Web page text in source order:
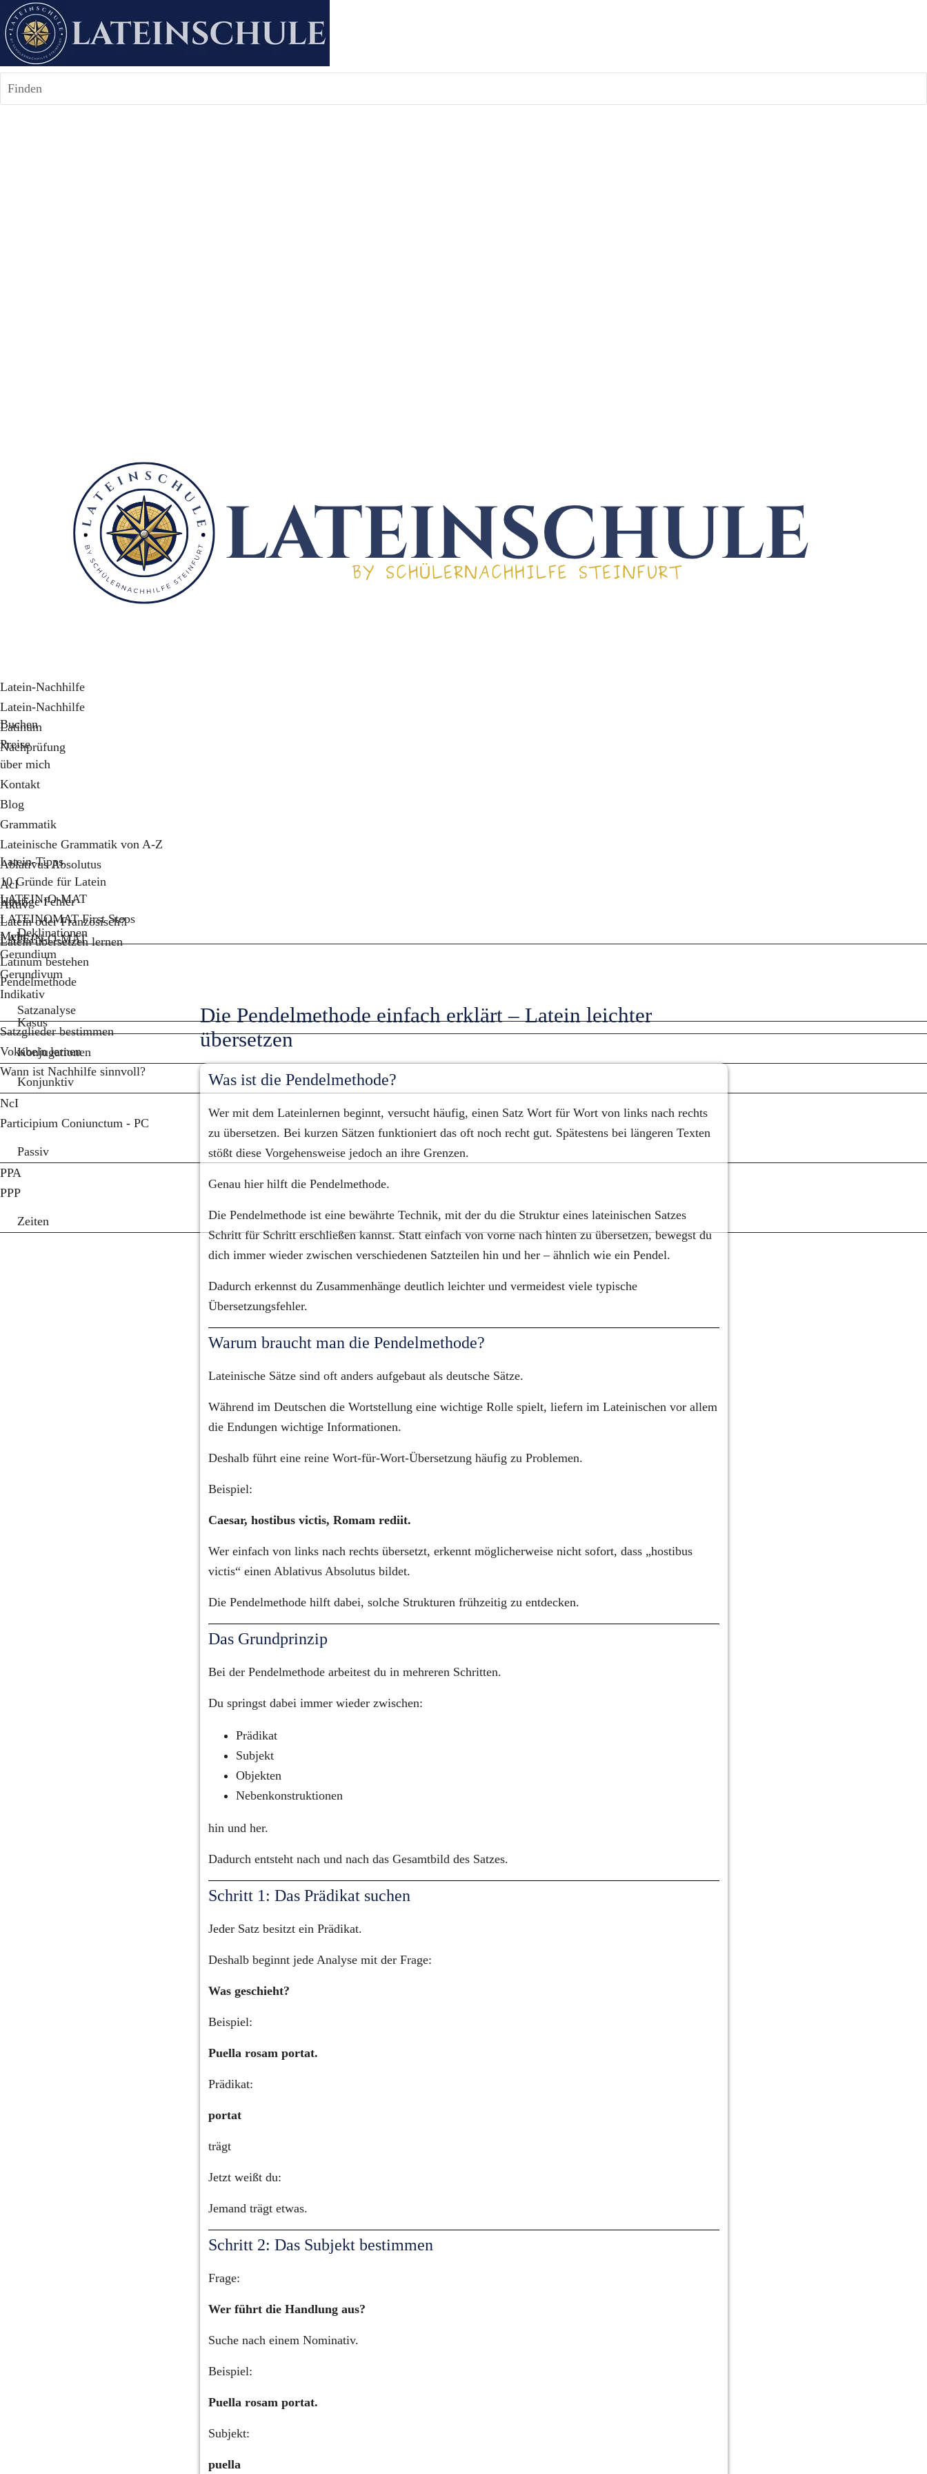
Finden
Latein-Nachhilfe
Latein-Nachhilfe
Latinum
Nachprüfung
Buchen
Preise
über mich
Kontakt
Blog
Grammatik
Lateinische Grammatik von A-Z
Ablativus Absolutus
AcI
Aktiv
Deklinationen
Gerundium
Gerundivum
Indikativ
Kasus
Konjugationen
Konjunktiv
NcI
Participium Coniunctum - PC
Passiv
PPA
PPP
Zeiten
Latein-Tipps
10 Gründe für Latein
Häufige Fehler
Latein oder Französisch?
Latein übersetzen lernen
Latinum bestehen
Pendelmethode
Satzanalyse
Satzglieder bestimmen
Vokabeln lernen
Wann ist Nachhilfe sinnvoll?
LATEIN-O-MAT
LATEINOMAT First Steps
LATEIN-O-MAT
Mehr...
Die Pendelmethode einfach erklärt – Latein leichter
übersetzen
Was ist die Pendelmethode?
Wer mit dem Lateinlernen beginnt, versucht häufig, einen Satz Wort für Wort von links nach rechts
zu übersetzen. Bei kurzen Sätzen funktioniert das oft noch recht gut. Spätestens bei längeren Texten
stößt diese Vorgehensweise jedoch an ihre Grenzen.
Genau hier hilft die Pendelmethode.
Die Pendelmethode ist eine bewährte Technik, mit der du die Struktur eines lateinischen Satzes
Schritt für Schritt erschließen kannst. Statt einfach von vorne nach hinten zu übersetzen, bewegst du
dich immer wieder zwischen verschiedenen Satzteilen hin und her – ähnlich wie ein Pendel.
Dadurch erkennst du Zusammenhänge deutlich leichter und vermeidest viele typische
Übersetzungsfehler.
Warum braucht man die Pendelmethode?
Lateinische Sätze sind oft anders aufgebaut als deutsche Sätze.
Während im Deutschen die Wortstellung eine wichtige Rolle spielt, liefern im Lateinischen vor allem
die Endungen wichtige Informationen.
Deshalb führt eine reine Wort-für-Wort-Übersetzung häufig zu Problemen.
Beispiel:
Caesar, hostibus victis, Romam rediit.
Wer einfach von links nach rechts übersetzt, erkennt möglicherweise nicht sofort, dass „hostibus
victis“ einen Ablativus Absolutus bildet.
Die Pendelmethode hilft dabei, solche Strukturen frühzeitig zu entdecken.
Das Grundprinzip
Bei der Pendelmethode arbeitest du in mehreren Schritten.
Du springst dabei immer wieder zwischen:
Prädikat
Subjekt
Objekten
Nebenkonstruktionen
hin und her.
Dadurch entsteht nach und nach das Gesamtbild des Satzes.
Schritt 1: Das Prädikat suchen
Jeder Satz besitzt ein Prädikat.
Deshalb beginnt jede Analyse mit der Frage:
Was geschieht?
Beispiel:
Puella rosam portat.
Prädikat:
portat
trägt
Jetzt weißt du:
Jemand trägt etwas.
Schritt 2: Das Subjekt bestimmen
Frage:
Wer führt die Handlung aus?
Suche nach einem Nominativ.
Beispiel:
Puella rosam portat.
Subjekt:
puella